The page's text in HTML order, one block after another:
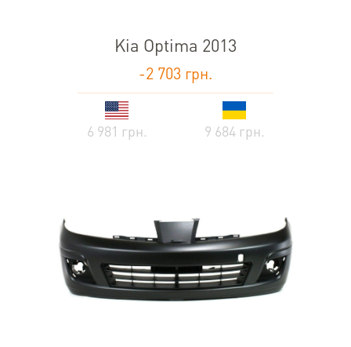
Kia Optima 2013
-2 703 грн.
6 981 грн. 9 684 грн.